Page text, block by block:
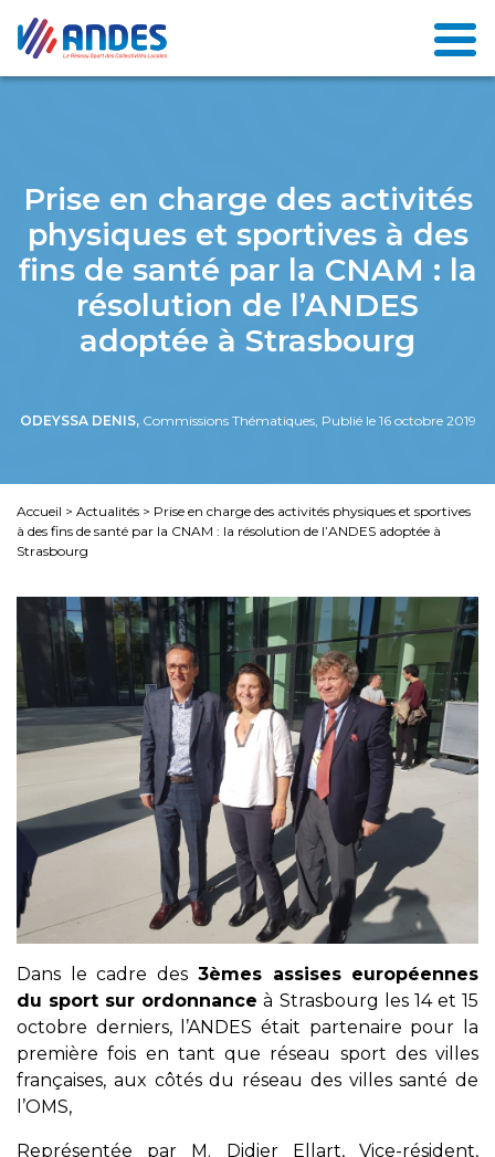
Prise en charge des activités
physiques et sportives à des
fins de santé par la CNAM : la
résolution de l’ANDES
adoptée à Strasbourg
ODEYSSA DENIS, Commissions Thématiques, Publié le 16 octobre 2019
Accueil > Actualités > Prise en charge des activités physiques et sportives
à des fins de santé par la CNAM : la résolution de l’ANDES adoptée à
Strasbourg
Dans le cadre des3èmes assises européennes
du sport sur ordonnance à Strasbourg les 14 et 15
octobre derniers, l’ANDES était partenaire pour la
première fois en tant que réseau sport des villes
françaises, aux côtés du réseau des villes santé de
l’OMS,
Représentée par M. Didier Ellart, Vice-résident,